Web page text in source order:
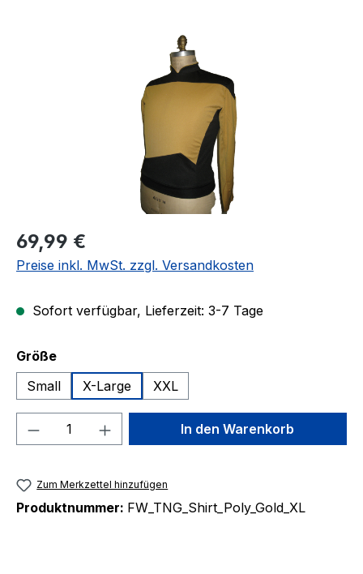
Regulärer Preis:
69,99 €
Preise inkl. MwSt. zzgl. Versandkosten
Sofort verfügbar, Lieferzeit: 3-7 Tage
Größeauswählen
Small
X-Large XXL
Produkt Anzahl: Gib denIn den Warenkorb
Zum Merkzettel hinzufügen
Produktnummer: FW_TNG_Shirt_Poly_Gold_XL